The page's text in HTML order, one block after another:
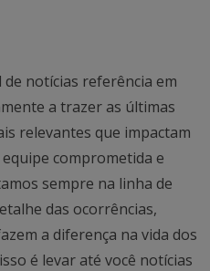
notícias referência em
a trazer as últimas
relevantes que impactam
comprometida e
sempre na linha de
das ocorrências,
a diferença na vida dos
é levar até você notícias